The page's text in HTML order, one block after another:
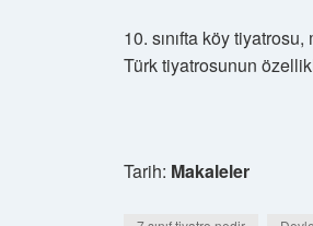
10. sınıfta köy
Türk tiyatrosunun
Tarih: Makaleler